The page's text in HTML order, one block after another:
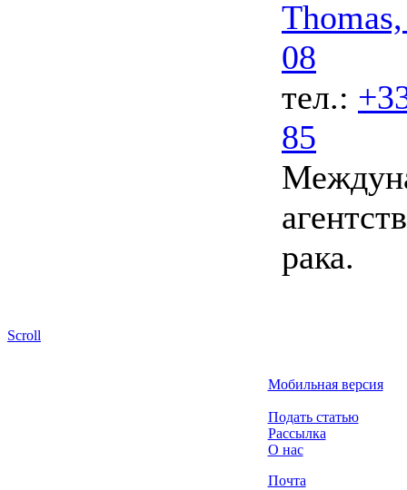
08
тел.:
85
рака.
Scroll
Мобильная версия
Подать статью
Рассылка
О нас
Почта